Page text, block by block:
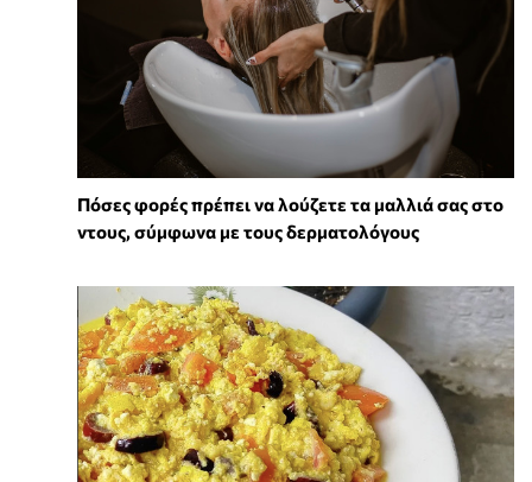
Πόσες φορές πρέπει να λούζετε τα μαλλιά σας στο
ντους, σύμφωνα με τους δερματολόγους